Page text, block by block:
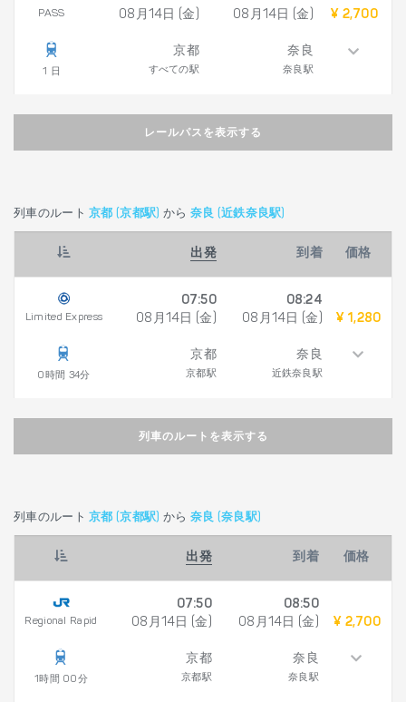
PASS
1 日
08月14日 (金)
京都
すべての駅
08月14日 (金)
奈良
奈良駅
¥ 2,700
レールパスを表示する
列車のルート 京都 (京都駅) から 奈良 (近鉄奈良駅)
出発 到着 価格
Limited Express
0時間 34分
07:50
08月14日 (金)
京都
京都駅
08:24
08月14日 (金)
奈良
近鉄奈良駅
¥ 1,280
列車のルートを表示する
列車のルート京都 (京都駅) から 奈良 (奈良駅)
出発 到着 価格
Regional Rapid
1時間 00分
07:50
08月14日 (金)
京都
京都駅
08:50
08月14日 (金)
奈良
奈良駅
¥ 2,700